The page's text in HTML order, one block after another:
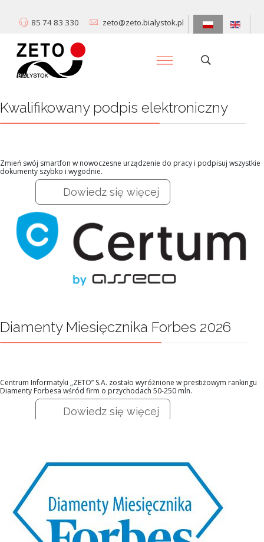
85 74 83 330 zeto@zeto.bialystok.pl
Kwalifikowany podpis elektroniczny
Zmień swój smartfon w nowoczesne urządzenie do pracy i podpisuj wszystkie
dokumenty szybko i wygodnie.
Dowiedz się więcej
Diamenty Miesięcznika Forbes 2026
Centrum Informatyki „ZETO” S.A. zostało wyróżnione w prestiżowym rankingu
Diamenty Forbesa wśród firm o przychodach 50-250 mln.
Dowiedz się więcej